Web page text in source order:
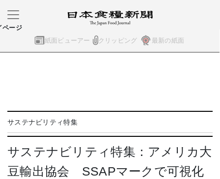
紙面ビューアー クリッピング 最新の紙面
ページ
サステナビリティ特集
サステナビリティ特集：アメリカ大
豆輸出協会 SSAPマークで可視化